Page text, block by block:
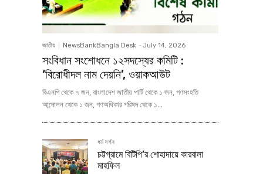
জাতীয় NewsBankBangla Desk - July 14, 2026
সংবিধান সংশোধনে ১২সদস্যের কমিটি :
‘বিরোধীদল নাম দেয়নি’, ওয়াকআউট
বিএনপি থেকে ৭ জন, বাংলাদেশ জাতীয় পার্টি থেকে ১ জন, গণসংহতি
আন্দোলন থেকে ১ জন, গণঅধিকার পরিষদ থেকে ১...
ধর্ম দর্শন
চট্টগ্রামে বিটিপি’র শোহাদায়ে কারবালা
মাহফিল